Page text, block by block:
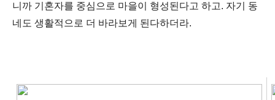
니까 기혼자를 중심으로 마을이 형성된다고 하고. 자기 동
네도 생활적으로 더 바라보게 된다하더라.